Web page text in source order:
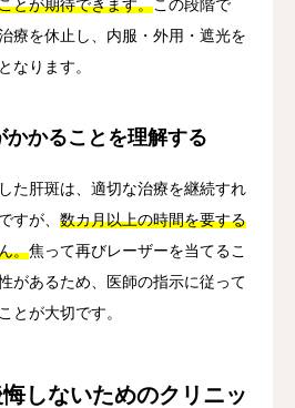
とが期待できます。この段階で
療を休止し、内服・外用・遮光を
なります。
かかることを理解する
た肝斑は、適切な治療を継続すれ
すが、 数カ月以上の時間を要する
。焦って再びレーザーを当てるこ
があるため、医師の指示に従って
とが大切です。
しないためのクリニッ